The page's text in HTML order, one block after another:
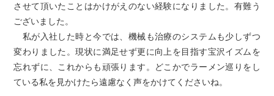
させて頂いたことはかけがえのない経験になりました。有難う
ございました。
私が入社した時と今では、機械も治療のシステムも少しずつ
変わりました。現状に満足せず更に向上を目指す宝沢イズムを
忘れずに、これからも頑張ります。どこかでラーメン巡りをし
ている私を見かけたら遠慮なく声をかけてくださいね。